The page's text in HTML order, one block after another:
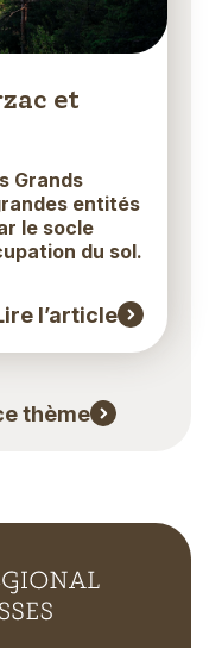
et
Grands
entités
le socle
du sol.
l’article
thème